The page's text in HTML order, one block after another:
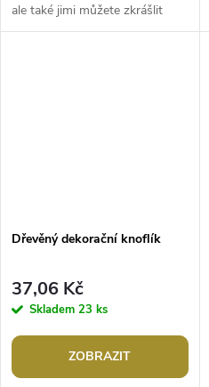
ale také jimi můžete zkrášlit
doplňky jako jsou tašky, čepice,
Dřevěný dekorační knoflík
37,06 Kč
Skladem 23 ks
ZOBRAZIT